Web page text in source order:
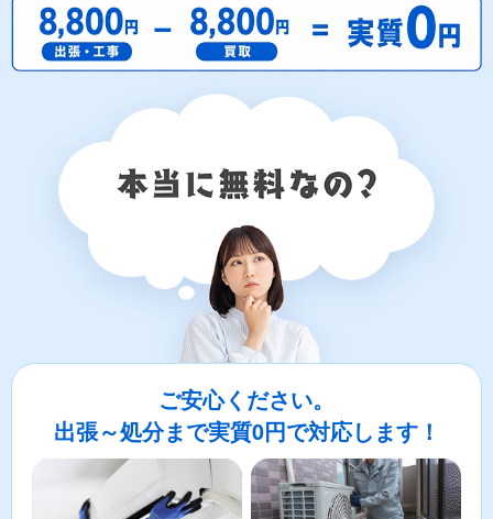
ご安心ください。
出張～処分まで実質0円で対応します！